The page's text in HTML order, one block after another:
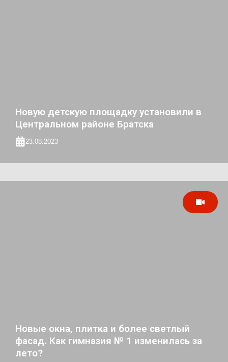
Новую детскую площадку установили в
Центральном районе Братска
23.08.2023
Новые окна, плитка и более светлый
фасад. Как гимназия № 1 изменилась за
лето?